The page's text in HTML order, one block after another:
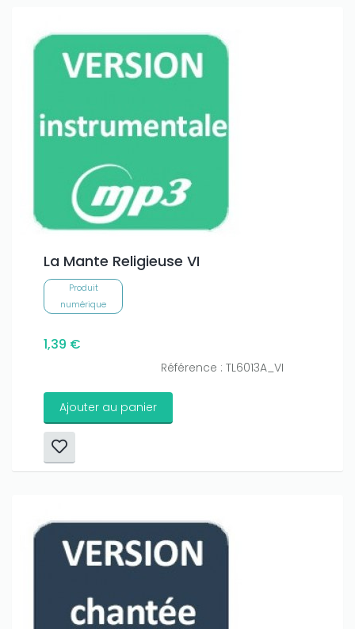
La Mante Religieuse VI
Produit
numérique
1,39 €
Référence : TL6013A_VI
Ajouter au panier
Only play at Joo casinoif you really want to win a huge
amount on your credits!